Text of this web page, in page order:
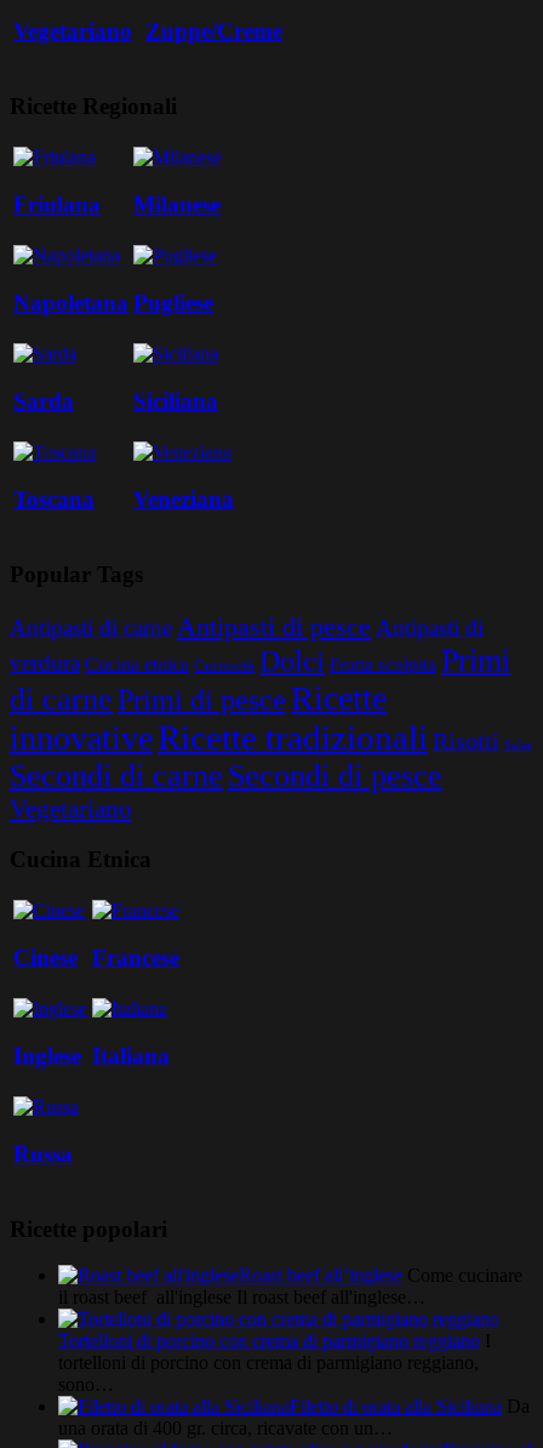
Vegetariano Zuppe/Creme
Ricette Regionali
Friulana Milanese
Napoletana Pugliese
Sarda Siciliana
Toscana Veneziana
Popular Tags
Antipasti di carne Antipasti di pesce Antipasti di
verdura Cucina etnica Curiosità Dolci Frutta scolpita Primi
di carnePrimi di pesceRicette
innovativeRicette tradizionali Risotti Salse
Secondi di carne Secondi di pesce
Vegetariano
Cucina Etnica
Cinese Francese
Inglese Italiana
Russa
Ricette popolari
Roast beef all’inglese Come cucinare
il roast beef all'inglese Il roast beef all'inglese…
Tortelloni di porcino con crema di parmigiano reggiano I
tortelloni di porcino con crema di parmigiano reggiano,
sono…
Filetto di orata alla Siciliana Da
una orata di 400 gr. circa, ricavate con un…